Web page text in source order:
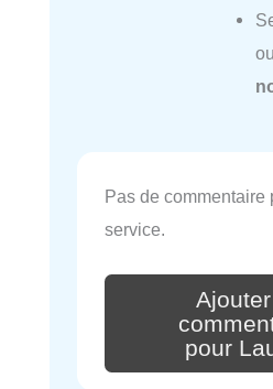
Pas de commentaire
service.
pour